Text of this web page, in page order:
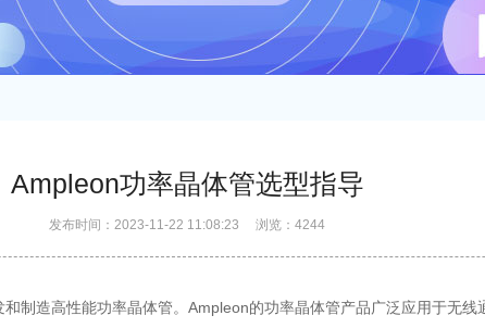
Ampleon功率晶体管选型指导
发布时间：2023-11-22 11:08:23 浏览：4244
制造高性能功率晶体管。Ampleon的功率晶体管产品广泛应用于无线